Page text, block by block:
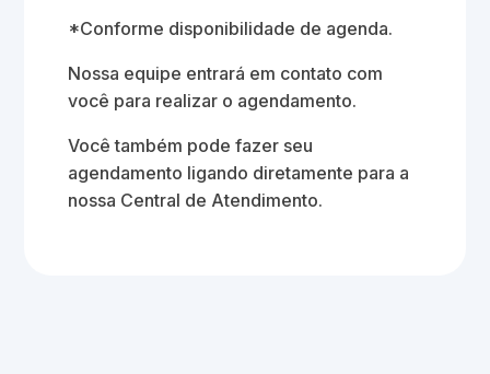
*Conforme disponibilidade de agenda.
Nossa equipe entrará em contato com
você para realizar o agendamento.
Você também pode fazer seu
agendamento ligando diretamente para a
nossa Central de Atendimento.